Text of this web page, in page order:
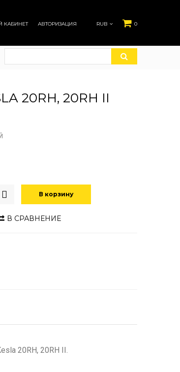
0
КАБИНЕТ АВТОРИЗАЦИЯ RUB
20RH, 20RH II
В корзину
В СРАВНЕНИЕ
20RH, 20RH II.